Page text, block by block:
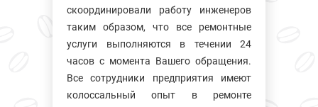
скоординировали работу инженеров
таким образом, что все ремонтные
услуги выполняются в течении 24
часов с момента Вашего обращения.
Все сотрудники предприятия имеют
колосcальный опыт в ремонте